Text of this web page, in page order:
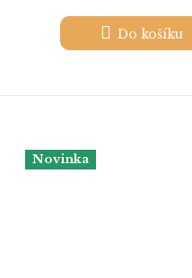
Do košíku
Novinka